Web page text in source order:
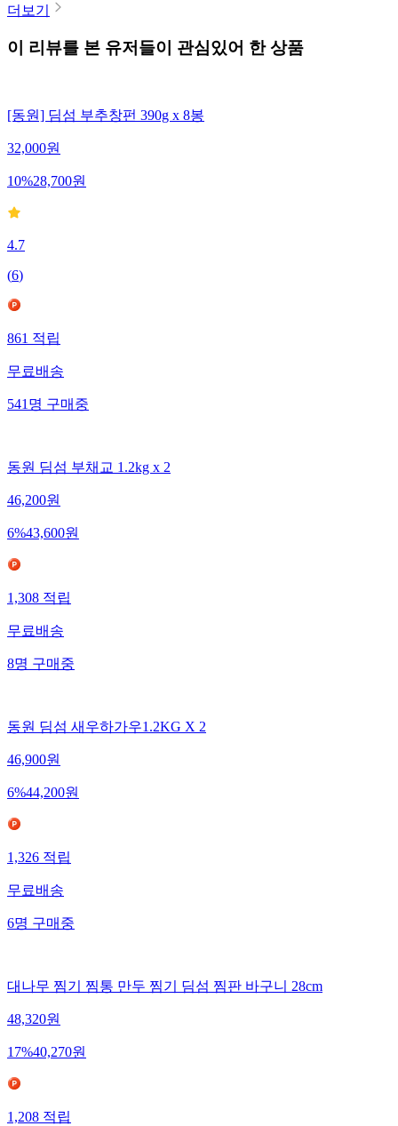
더보기
이 리뷰를 본 유저들이 관심있어 한 상품
[동원] 딤섬 부추창펀 390g x 8봉
32,000원
10%28,700원
4.7
(6)
861 적립
무료배송
541 명 구매중
동원 딤섬 부채교 1.2kg x 2
46,200원
6%43,600원
1,308 적립
무료배송
8명 구매중
동원 딤섬 새우하가우1.2KG X 2
46,900원
6%44,200원
1,326 적립
무료배송
6명 구매중
대나무 찜기 찜통 만두 찜기 딤섬 찜판 바구니 28cm
48,320원
17%40,270원
1,208 적립